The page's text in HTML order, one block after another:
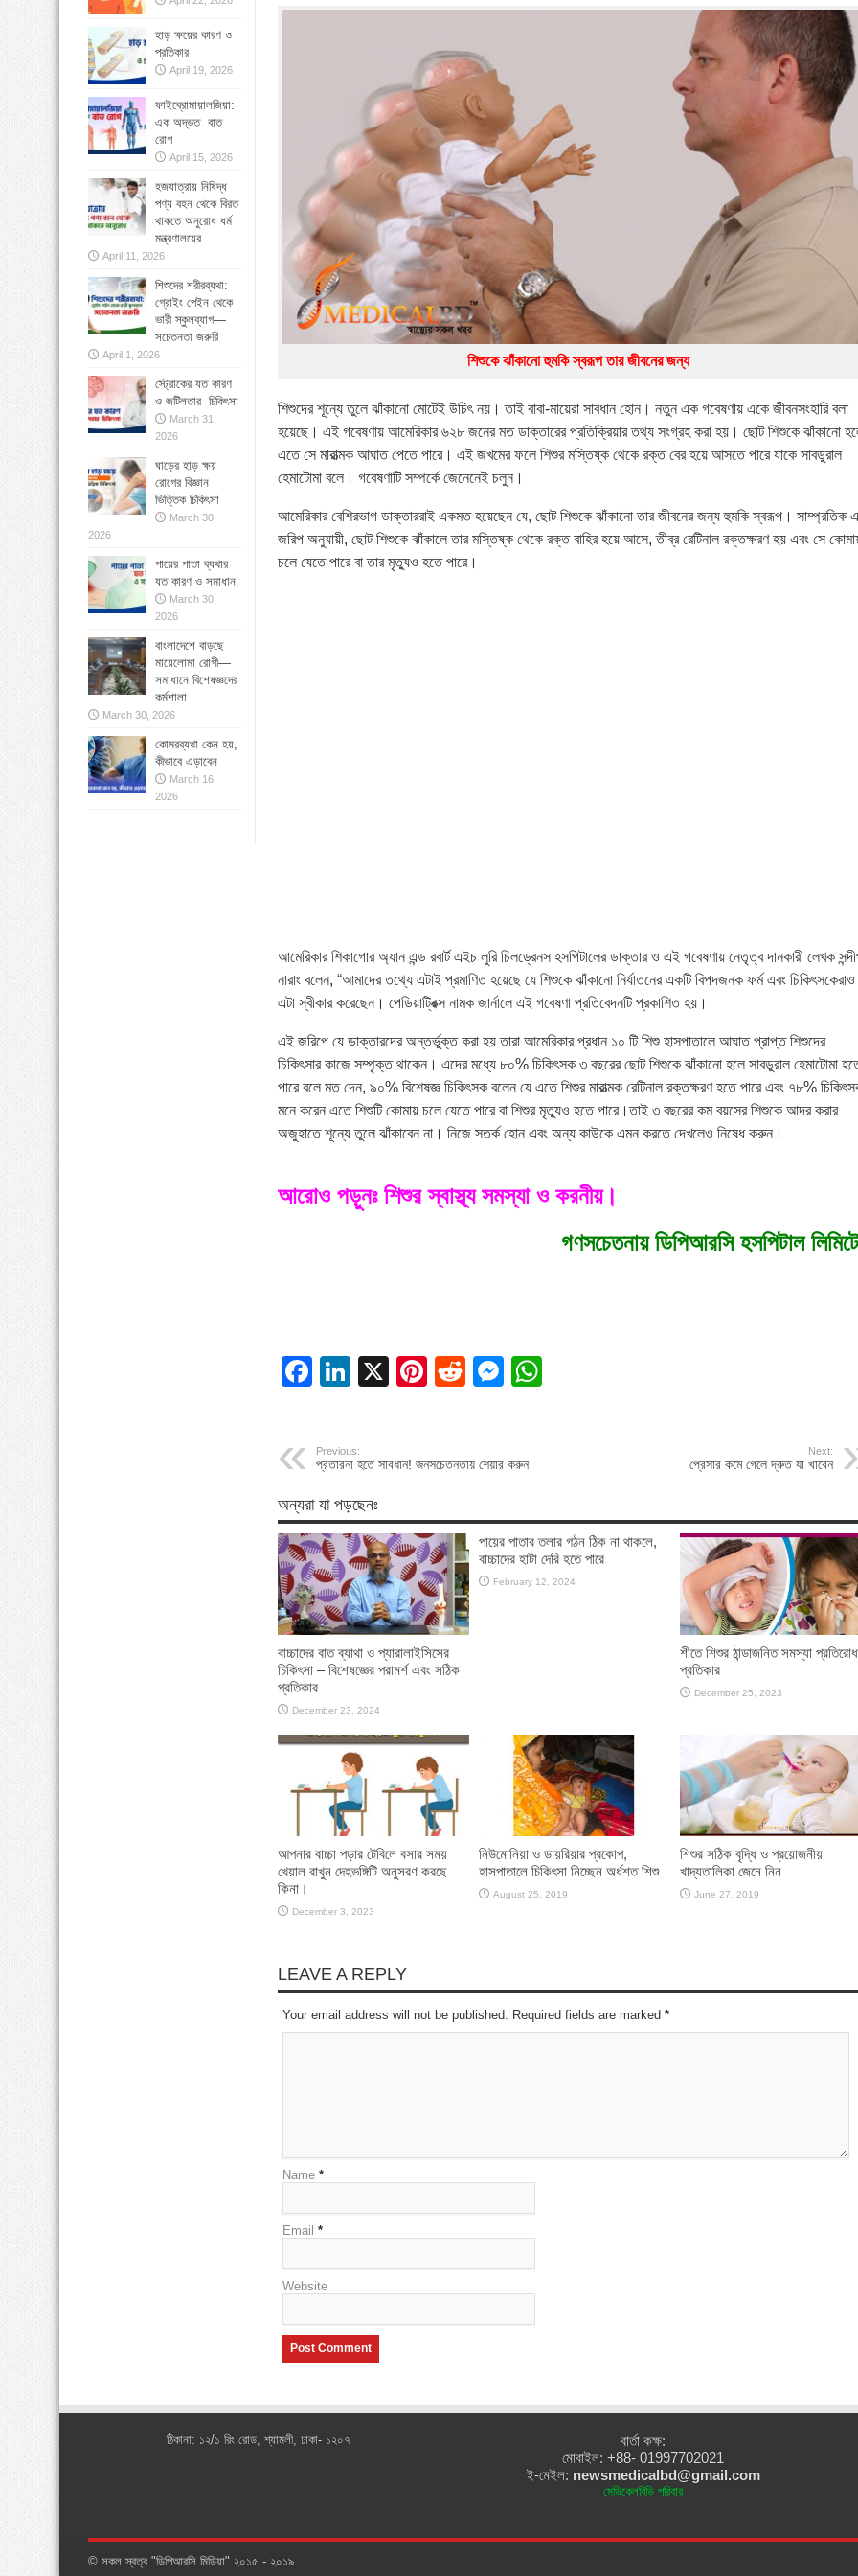
»বাংলাদেশে বাড়ছে মায়েলোমা রোগী—সমাধানে বিশেষজ্ঞদের কর্মশালা
»কোমরব্যথা কেন হয়, কীভাবে এড়াবেন
শিশুকে ঝাঁকানো হুমকি স্বরূপ তার জীবনের জন্য
শিশুদের শূন্যে তুলে ঝাঁকানো মোটেই উচিৎ নয়। তাই বাবা-মায়েরা সাবধান হোন। নতুন এক গবেষণায় একে জীবনসংহারি বলা
হয়েছে। এই গবেষণায় আমেরিকার ৬২৮ জনের মত ডাক্তারের প্রতিক্রিয়ার তথ্য সংগ্রহ করা হয়। ছোট শিশুকে ঝাঁকানো
এতে সে মারাত্মক আঘাত পেতে পারে। এই জখমের ফলে শিশুর মস্তিষ্ক থেকে রক্ত বের হয়ে আসতে পারে যাকে সাবডুরাল
হেমাটোমা বলে। গবেষণাটি সম্পর্কে জেনেনেই চলুন।
আমেরিকার বেশিরভাগ ডাক্তাররাই একমত হয়েছেন যে, ছোট শিশুকে ঝাঁকানো তার জীবনের জন্য হুমকি স্বরূপ। সাম্প্রতিক
জরিপ অনুযায়ী, ছোট শিশুকে ঝাঁকালে তার মস্তিষ্ক থেকে রক্ত বাহির হয়ে আসে, তীব্র রেটিনাল রক্তক্ষরণ হয় এবং সে
চলে যেতে পারে বা তার মৃত্যুও হতে পারে।
আমেরিকার শিকাগোর অ্যান এন্ড রবার্ট এইচ লুরি চিলড্রেনস হসপিটালের ডাক্তার ও এই গবেষণায় নেতৃত্ব দানকারী লেখক
নারাং বলেন, “আমাদের তথ্যে এটাই প্রমাণিত হয়েছে যে শিশুকে ঝাঁকানো নির্যাতনের একটি বিপদজনক ফর্ম এবং চিকিৎসকেরাও
এটা স্বীকার করেছেন। পেডিয়াট্রিক্স নামক জার্নালে এই গবেষণা প্রতিবেদনটি প্রকাশিত হয়।
এই জরিপে যে ডাক্তারদের অন্তর্ভুক্ত করা হয় তারা আমেরিকার প্রধান ১০ টি শিশু হাসপাতালে আঘাত প্রাপ্ত শিশুদের
চিকিৎসার কাজে সম্পৃক্ত থাকেন। এদের মধ্যে ৮০% চিকিৎসক ৩ বছরের ছোট শিশুকে ঝাঁকানো হলে সাবডুরাল হেমাটোমা
পারে বলে মত দেন, ৯০% বিশেষজ্ঞ চিকিৎসক বলেন যে এতে শিশুর মারাত্মক রেটিনাল রক্তক্ষরণ হতে পারে এবং ৭৮%
মনে করেন এতে শিশুটি কোমায় চলে যেতে পারে বা শিশুর মৃত্যুও হতে পারে।তাই ৩ বছরের কম বয়সের শিশুকে আদর করার
অজুহাতে শূন্যে তুলে ঝাঁকাবেন না। নিজে সতর্ক হোন এবং অন্য কাউকে এমন করতে দেখলেও নিষেধ করুন।
আরোও পড়ুনঃ শিশুর স্বাস্থ্য সমস্যা ও করনীয়।
গণসচেতনায় ডিপিআরসি হসপিটাল
Facebook
LinkedIn
X Pinterest
RedditMessenger
Previous:
প্রতারনা হতে সাবধান! জনসচেতনতায় শেয়ার করুন
Next:
প্রেসার কমে গেলে দ্রুত যা খাবেন
অন্যরা যা পড়ছেনঃ
বাচ্চাদের বাত ব্যাথা ও প্যারালাইসিসের
চিকিৎসা – বিশেষজ্ঞের পরামর্শ এবং সঠিক
প্রতিকার
December 23, 2024
পায়ের পাতার তলার গঠন ঠিক না থাকলে,
বাচ্চাদের হাটা দেরি হতে পারে
February 12, 2024
শীতে শিশুর ঠান্ডাজনিত সমস্যা
প্রতিকার
December 25, 2023
আপনার বাচ্চা পড়ার টেবিলে বসার সময়
খেয়াল রাখুন দেহভঙ্গিটি অনুসরণ করছে
কিনা।
December 3, 2023
নিউমোনিয়া ও ডায়রিয়ার প্রকোপ,
হাসপাতালে চিকিৎসা নিচ্ছেন অর্ধশত শিশু
August 25, 2019
শিশুর সঠিক বৃদ্ধি ও প্রয়োজনীয়
খাদ্যতালিকা জেনে নিন
June 27, 2019
LEAVE A REPLY
Your email address will not be published. Required fields are marked *
Name *
Email *
Website
হাড় ক্ষয়ের কারণ ও
প্রতিকার
April 19, 2026
ফাইব্রোমায়ালজিয়া:
এক অদ্ভত বাত
রোগ
April 15, 2026
হজযাত্রায় নিষিদ্ধ
পণ্য বহন থেকে বিরত
থাকতে অনুরোধ ধর্ম
মন্ত্রণালয়ের
April 11, 2026
শিশুদের শরীরব্যথা:
গ্রোইং পেইন থেকে
ভারী স্কুলব্যাগ—
সচেতনতা জরুরি
April 1, 2026
স্ট্রোকের যত কারণ
ও জটিলতার চিকিৎসা
March 31,
2026
ঘাড়ের হাড় ক্ষয়
রোগের বিজ্ঞান
ভিত্তিক চিকিৎসা
March 30,
2026
পায়ের পাতা ব্যথার
যত কারণ ও সমাধান
March 30,
2026
বাংলাদেশে বাড়ছে
মায়েলোমা রোগী—
সমাধানে বিশেষজ্ঞদের
কর্মশালা
March 30, 2026
কোমরব্যথা কেন হয়,
কীভাবে এড়াবেন
March 16,
2026
ঠিকানা: ১২/১ রিং রোড, শ্যামলী, ঢাকা- ১২০৭
বার্তা কক্ষ:
মোবাইল: +88- 01997702021
ই-মেইল: newsmedicalbd@gmail.com
মেডিকেলবিডি পরিবার
© সকল স্বত্ব "ডিপিআরসি মিডিয়া" ২০১৫ - ২০১৯